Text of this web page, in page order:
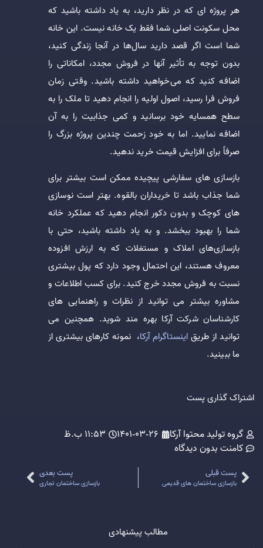
هر پروژه ای که در نظر دارید، به یاد داشته باشید که
محل سکونت اصلی شما فقط یک خانه نیست. این خانه
شما است اگر قصد دارید سال‌ها در آنجا زندگی کنید،
بدون توجه به تأثیر آنها در فروش مجدد، امکاناتی را
اضافه کنید که می‌خواهید داشته باشید. وقتی زمان
فروش فرا رسید، اصول اولیه را انجام دهید تا ملک را به
سطح همسایه خود برسانید و کمی جذابیت را به آن
اضافه نمایید. اما به خود زحمت چندین پروژه بزرگ را
صرفاً برای افزایش قیمت خرید ندهید.
بازسازی های سفارشی پیچیده ممکن است بیشتر برای
شما جذاب باشد تا خریداران بالقوه. بهتر است نوسازی
های کوچک و بدون دکور انجام دهید که عملکرد خانه
شما را بهبود ببخشد. و به یاد داشته باشید، حتی با
بازسازی‌های املاک و مستغلات که به ارزش افزوده
معروف هستند، این احتمال وجود دارد که پول بیشتری
نسبت به فروش مجدد خرج کنید. برای کسب اطلاعات و
مشاوره بیشتر می توانید از نظرات و راهنمایی های
کارشناسان شرکت آرکا بهره مند شوید. همچنین می
توانید از طریق اینستاگرام آرکا، نمونه کارهای بیشتری از
ما ببینید.
اشتراک گذاری پست
گروه تولید محتوا آرکا 1401-03-26
11:53 ب.ظ
کامنتبدون دیدگاه
پست قبلی
بازسازی ساختمان های قدیمی
پست بعدی
بازسازی ساختمان تجاری
مطالب پیشنهادی